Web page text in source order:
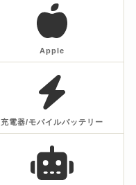
Apple
充電器/モバイルバッテリー